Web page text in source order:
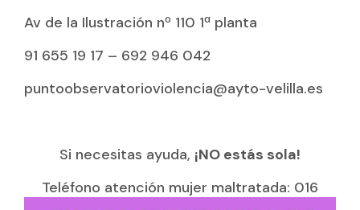
Av de la Ilustración nº 110 1ª planta
91 655 19 17 – 692 946 042
puntoobservatorioviolencia@ayto-velilla.es
Si necesitas ayuda, ¡NO estás sola!
Teléfono atención mujer maltratada: 016